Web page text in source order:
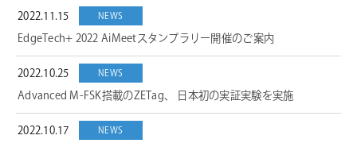
2022.11.15 NEWS
EdgeTech+ 2022 AiMeetスタンプラリー開催のご案内
2022.10.25 NEWS
Advanced M-FSK搭載のZETag、 日本初の実証実験を実施
2022.10.17 NEWS